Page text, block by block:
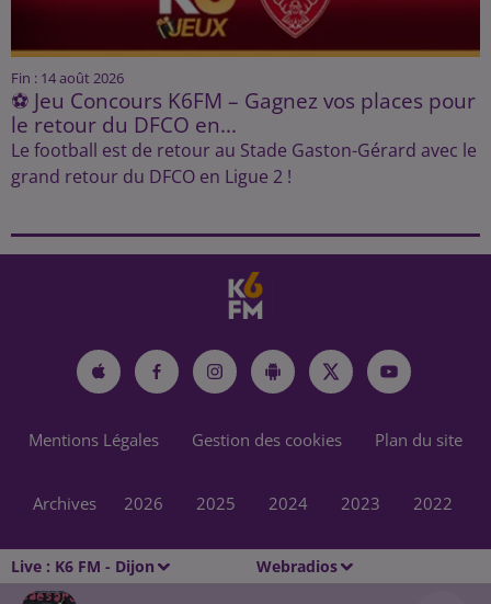
Live : K6 FM - Dijon Webradios
Fin : 14 août 2026
⚽ Jeu Concours K6FM – Gagnez vos places pour
le retour du DFCO en...
Le football est de retour au Stade Gaston-Gérard avec le
grand retour du DFCO en Ligue 2 !
Mentions Légales Gestion des cookies Plan du site
Archives 2026 2025 2024 2023 2022